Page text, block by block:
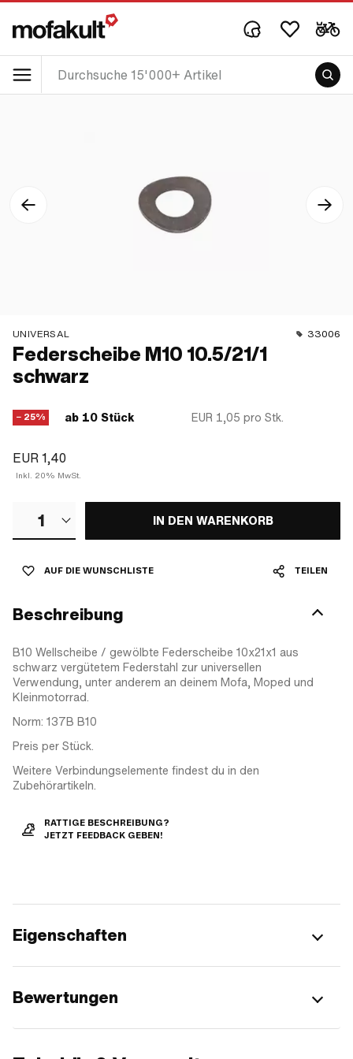
UNIVERSAL 33006
Federscheibe M10 10.5/21/1
schwarz
− 25% ab 10 Stück EUR 1,05 pro Stk.
EUR 1,40
Inkl. 20% MwSt.
1 IN DEN WARENKORB
AUF DIE WUNSCHLISTE TEILEN
Beschreibung
B10 Wellscheibe / gewölbte Federscheibe 10x21x1 aus
schwarz vergütetem Federstahl zur universellen
Verwendung, unter anderem an deinem Mofa, Moped und
Kleinmotorrad.
Norm: 137B B10
Preis per Stück.
Weitere Verbindungselemente findest du in den
Zubehörartikeln.
RATTIGE BESCHREIBUNG?
JETZT FEEDBACK GEBEN!
Eigenschaften
Bewertungen